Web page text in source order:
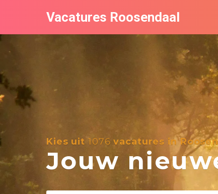
Vacatures Roosendaal
Kies uit 1076 vacatures in
Jouw